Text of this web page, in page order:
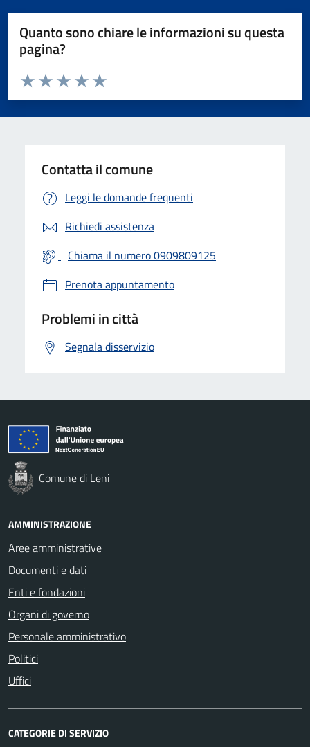
Quanto sono chiare le informazioni su questa
pagina?
Valuta da 1 a 5 stelle la pagina
Valuta 5 stelle su 5
Valuta 4 stelle su 5
Valuta 3 stelle su 5
Valuta 2 stelle su 5
Valuta 1 stelle su 5
Contatta il comune
Leggi le domande frequenti
Richiedi assistenza
Chiama il numero 0909809125
Prenota appuntamento
Problemi in città
Segnala disservizio
Comune di Leni
AMMINISTRAZIONE
Aree amministrative
Documenti e dati
Enti e fondazioni
Organi di governo
Personale amministrativo
Politici
Uffici
CATEGORIE DI SERVIZIO